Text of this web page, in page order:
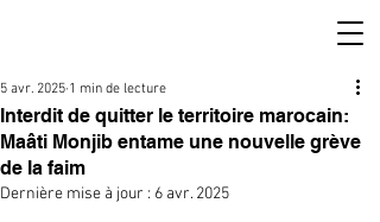
Interdit de quitter le territoire marocain:
Maâti Monjib entame une nouvelle grève
de la faim
5 avr. 2025 1 min de lecture
Dernière mise à jour : 6 avr. 2025